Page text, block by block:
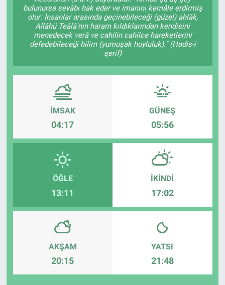
bulunursa sevâbı hak eder ve imanını kemâle erdirmiş
olur: İnsanlar arasında geçinebileceği (güzel) ahlâk,
Allâhü Teâlâ'nın haram kıldıklarından kendisini
menedecek verâ ve cahilin cahilce hareketlerini
defedebileceği hilim (yumuşak huyluluk)." (Hadis-i
şerif)
İMSAK
04:17
GÜNEŞ
05:56
ÖĞLE
13:11
İKINDI
17:02
AKŞAM
20:15
YATSI
21:48
Yaşam
VEFATLAR